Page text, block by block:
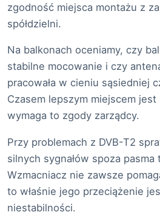
zgodność miejsca montażu z
spółdzielni.
Na balkonach oceniamy, czy
stabilne mocowanie i czy
pracowała w cieniu sąsiedniej
Czasem lepszym miejscem
wymaga to zgody zarządcy.
Przy problemach z DVB-T2
silnych sygnałów spoza
Wzmacniacz nie zawsze
to właśnie jego przeciążenie
niestabilności.